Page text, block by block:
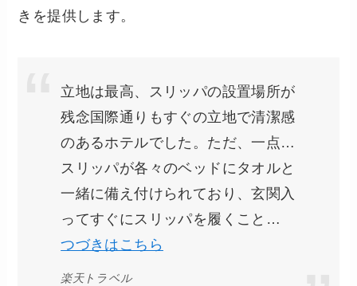
きを提供します。
立地は最高、スリッパの設置場所が
残念国際通りもすぐの立地で清潔感
のあるホテルでした。ただ、一点…
スリッパが各々のベッドにタオルと
一緒に備え付けられており、玄関入
ってすぐにスリッパを履くこと…
つづきはこちら
楽天トラベル